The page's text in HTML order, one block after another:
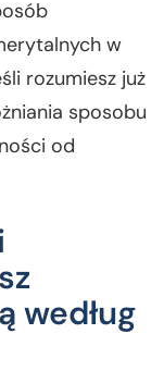
w
rozumiesz już
sposobu
od
według